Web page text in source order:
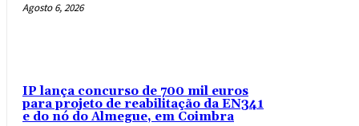
Agosto 6, 2026
IP lança concurso de 700 mil euros
para projeto de reabilitação da EN341
e do nó do Almegue, em Coimbra